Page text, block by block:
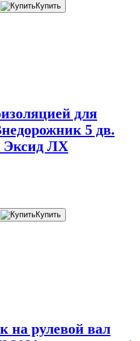
Купить
для
5 дв.
Эксид ЛХ
Купить
на рулевой вал